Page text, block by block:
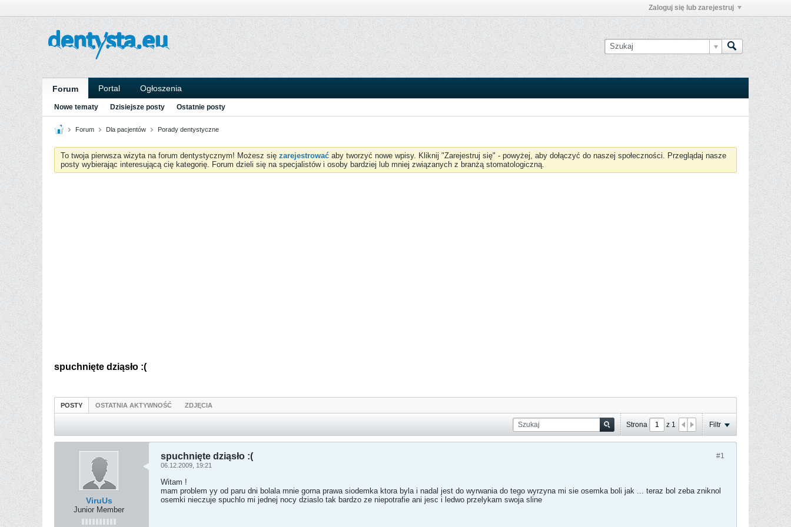
Zaloguj się lub zarejestruj
Forum Portal Ogłoszenia
Nowe tematy Dzisiejsze posty Ostatnie posty
Forum Dla pacjentów Porady dentystyczne
To twoja pierwsza wizyta na forum dentystycznym! Możesz się zarejestrować aby tworzyć nowe wpisy. Kliknij "Zarejestruj się" - powyżej, aby dołączyć do naszej społeczności. Przeglądaj nasze
posty wybierając interesującą cię kategorię. Forum dzieli się na specjalistów i osoby bardziej lub mniej związanych z branżą stomatologiczną.
spuchnięte dziąsło :(
POSTY OSTATNIA AKTYWNOŚĆ ZDJĘCIA
Strona z 1 Filtr
ViruUs
Junior Member
#1
spuchnięte dziąsło :(
06.12.2009, 19:21
Witam !
mam problem yy od paru dni bolala mnie gorna prawa siodemka ktora byla i nadal jest do wyrwania do tego wyrzyna mi sie osemka boli jak ... teraz bol zeba zniknol
osemki nieczuje spuchlo mi jednej nocy dziaslo tak bardzo ze niepotrafie ani jesc i ledwo przelykam swoja sline